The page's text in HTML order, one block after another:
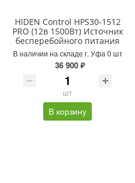
HIDEN Control HPS30-1512
PRO (12в 1500Вт) Источник
бесперебойного питания
В наличии на складе г. Уфа 0 шт
36 900 ₽
шт
В корзину